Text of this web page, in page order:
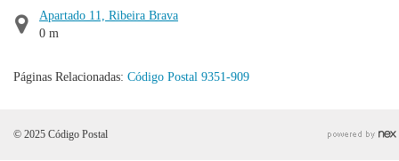
Apartado 11, Ribeira Brava
0 m
Páginas Relacionadas: Código Postal 9351-909
© 2025 Código Postal